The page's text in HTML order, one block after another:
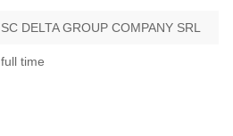
SC DELTA GROUP COMPANY SRL
full time